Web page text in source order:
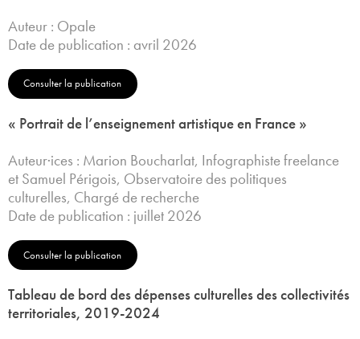
Auteur : Opale
Date de publication : avril 2026
Consulter la publication
« Portrait de l’enseignement artistique en France »
Auteur·ices : Marion Boucharlat, Infographiste freelance
et Samuel Périgois, Observatoire des politiques
culturelles, Chargé de recherche
Date de publication : juillet 2026
Consulter la publication
Tableau de bord des dépenses culturelles des collectivités
territoriales, 2019-2024